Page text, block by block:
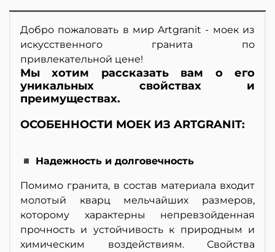
Добро пожаловать в мир Artgranit - моек из
искусственного гранита по
привлекательной цене!
Мы хотим рассказать вам о его
уникальных свойствах и
преимуществах.
ОСОБЕННОСТИ МОЕК ИЗ ARTGRANIT:
◾ Надежность и долговечность
Помимо гранита, в состав материала входит
молотый кварц мельчайших размеров,
которому характерны непревзойденная
прочность и устойчивость к природным и
химическим воздействиям. Свойства